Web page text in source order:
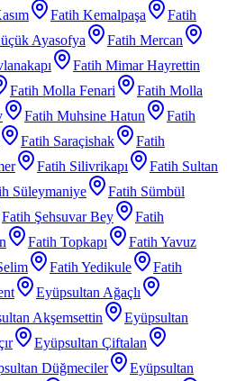
Fatih Kemalpaşa
Fatih
Ayasofya
Fatih Mercan
Fatih Mimar Hayrettin
Fatih Molla Fenari
Fatih Molla
Fatih Muhsine Hatun
Fatih
Fatih Saraçishak
Fatih
Fatih Silivrikapı
Fatih Sultan
Süleymaniye
Fatih Sümbül
Fatih Şehsuvar Bey
Fatih
Fatih Topkapı
Fatih Yavuz
Fatih Yedikule
Fatih
Eyüpsultan Ağaçlı
Akşemsettin
Eyüpsultan
Eyüpsultan Çiftalan
Düğmeciler
Eyüpsultan